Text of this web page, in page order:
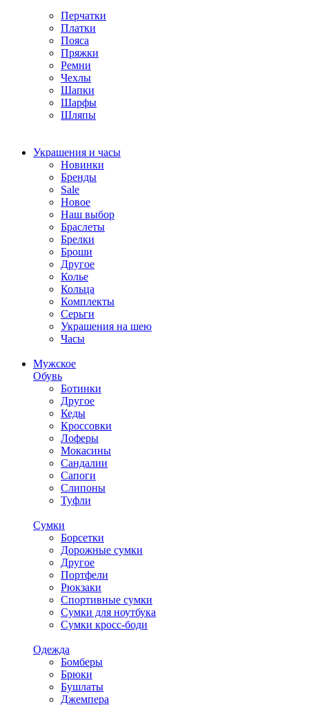
Перчатки
Платки
Пояса
Пряжки
Ремни
Чехлы
Шапки
Шарфы
Шляпы
Украшения и часы
Новинки
Бренды
Sale
Новое
Наш выбор
Браслеты
Брелки
Броши
Другое
Колье
Кольца
Комплекты
Серьги
Украшения на шею
Часы
Мужское
Обувь
Ботинки
Другое
Кеды
Кроссовки
Лоферы
Мокасины
Сандалии
Сапоги
Слипоны
Туфли
Сумки
Борсетки
Дорожные сумки
Другое
Портфели
Рюкзаки
Спортивные сумки
Сумки для ноутбука
Сумки кросс-боди
Одежда
Бомберы
Брюки
Бушлаты
Джемпера